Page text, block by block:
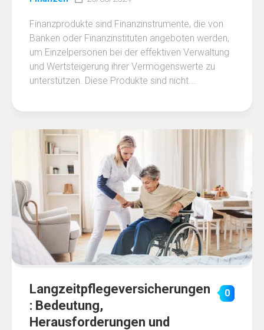
Finanzprodukte sind Finanzinstrumente, die von
Banken oder Finanzinstituten angeboten werden,
um Einzelpersonen bei der effektiven Verwaltung
und Wertsteigerung ihrer Vermögenswerte zu
unterstützen. Diese Produkte sind nicht...
Langzeitpflegeversicherungen
: Bedeutung,
Herausforderungen und
0